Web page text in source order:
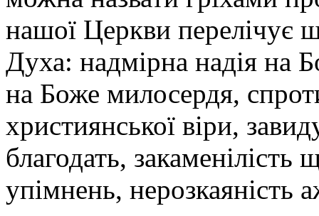
нашої Церкви перелічує
Духа: надмірна надія на
на Боже милосердя,
християнської віри,
благодать, закаменілість
упімнень, нерозкаяність